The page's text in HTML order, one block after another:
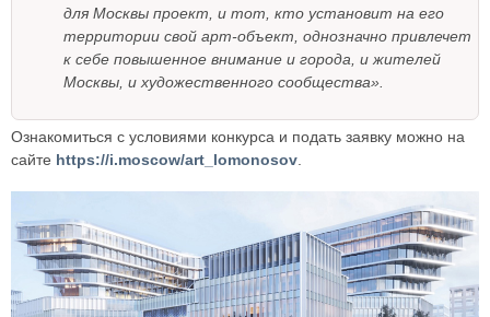
для Москвы проект, и тот, кто установит на его
территории свой арт-объект, однозначно привлечет
к себе повышенное внимание и города, и жителей
Москвы, и художественного сообщества».
Ознакомиться с условиями конкурса и подать заявку можно на
сайте https://i.moscow/art_lomonosov